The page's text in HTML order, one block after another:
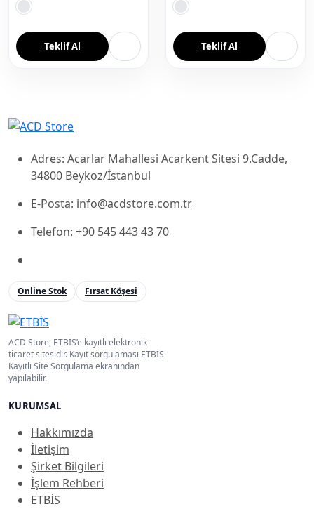
Teklif Al Teklif Al
Adres: Acarlar Mahallesi Acarkent Sitesi 9.Cadde,
34800 Beykoz/İstanbul
E-Posta: info@acdstore.com.tr
Telefon: +90 545 443 43 70
Online Stok Fırsat Köşesi
ACD Store, ETBİS’e kayıtlı elektronik
ticaret sitesidir. Kayıt sorgulaması ETBİS
Kayıtlı Site Sorgulama ekranından
yapılabilir.
KURUMSAL
Hakkımızda
İletişim
Şirket Bilgileri
İşlem Rehberi
ETBİS